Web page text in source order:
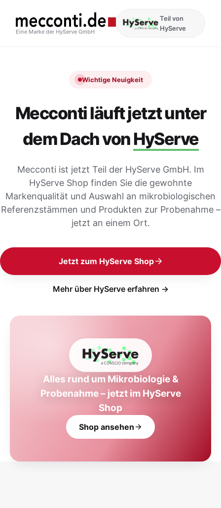
Eine Marke der HyServe GmbH
Teil von
HyServe
Wichtige Neuigkeit
Mecconti läuft jetzt unter
dem Dach vonHyServe
Mecconti ist jetzt Teil der HyServe GmbH. Im
HyServe Shop finden Sie die gewohnte
Markenqualität und Auswahl an mikrobiologischen
Referenzstämmen und Produkten zur Probenahme –
jetzt an einem Ort.
Jetzt zum HyServe Shop
Mehr über HyServe erfahren →
Alles rund um Mikrobiologie &
Probenahme – jetzt im HyServe
Shop
Shop ansehen